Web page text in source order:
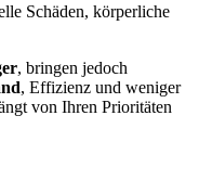
Schäden, körperliche
, bringen jedoch
, Effizienz und weniger
von Ihren Prioritäten